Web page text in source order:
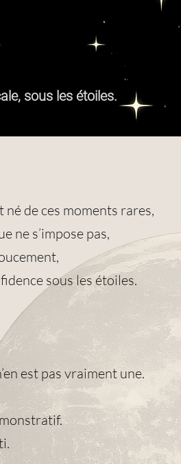
sous les étoiles.
né de ces moments rares,
ne s’impose pas,
sous les étoiles.
est pas vraiment une.